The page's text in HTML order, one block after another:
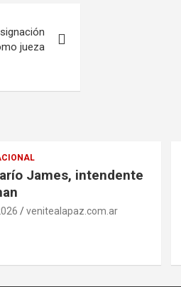
jueza
James, intendente
venitealapaz.com.ar